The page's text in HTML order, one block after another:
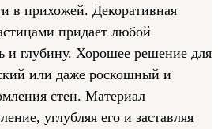
в прихожей. Декоративная
придает любой
и глубину. Хорошее решение для
или даже роскошный и
стен. Материал
углубляя его и заставляя